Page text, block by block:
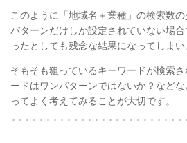
このように「地域名＋業種」の検索数
パターンだけしか設定されていない場
ったとしても残念な結果になってしまい
そもそも狙っているキーワードが検索
ードはワンパターンではないか？など
ってよく考えてみることが大切です。